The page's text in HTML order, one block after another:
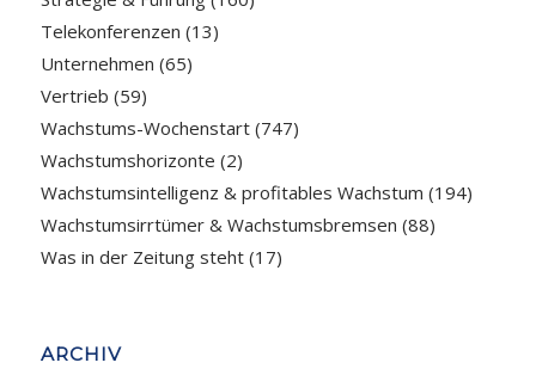
Telekonferenzen (13)
Unternehmen (65)
Vertrieb (59)
Wachstums-Wochenstart(747)
Wachstumshorizonte (2)
Wachstumsintelligenz & profitables Wachstum (194)
Wachstumsirrtümer & Wachstumsbremsen (88)
Was in der Zeitung steht(17)
ARCHIV